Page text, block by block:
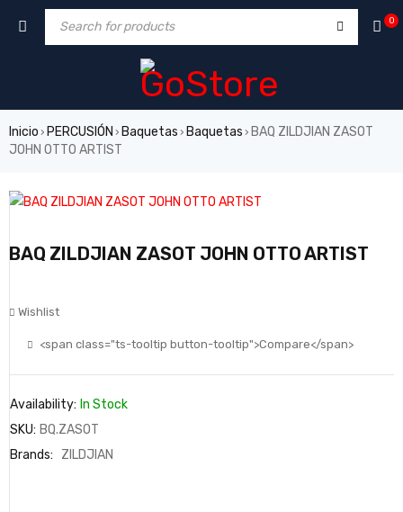
0
Inicio › PERCUSIÓN › Baquetas › Baquetas › BAQ ZILDJIAN ZASOT
JOHN OTTO ARTIST
BAQ ZILDJIAN ZASOT JOHN OTTO ARTIST
Wishlist
<span class="ts-tooltip button-tooltip">Compare</span>
Availability: In Stock
SKU: BQ.ZASOT
Brands:
ZILDJIAN